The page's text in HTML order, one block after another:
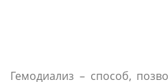
Гемодиализ – способ,